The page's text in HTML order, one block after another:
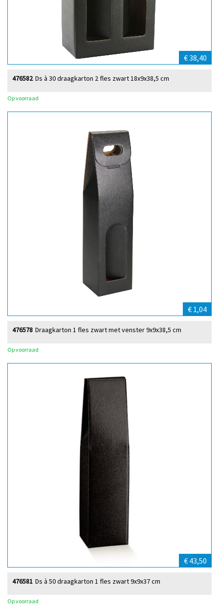
€ 38,40
Ds à 30 draagkarton 2 fles zwart 18x9x38,5 cm
476582
Op voorraad
€ 1,04
Draagkarton 1 fles zwart met venster 9x9x38,5 cm
476578
Op voorraad
€ 43,50
Ds à 50 draagkarton 1 fles zwart 9x9x37 cm
476581
Op voorraad